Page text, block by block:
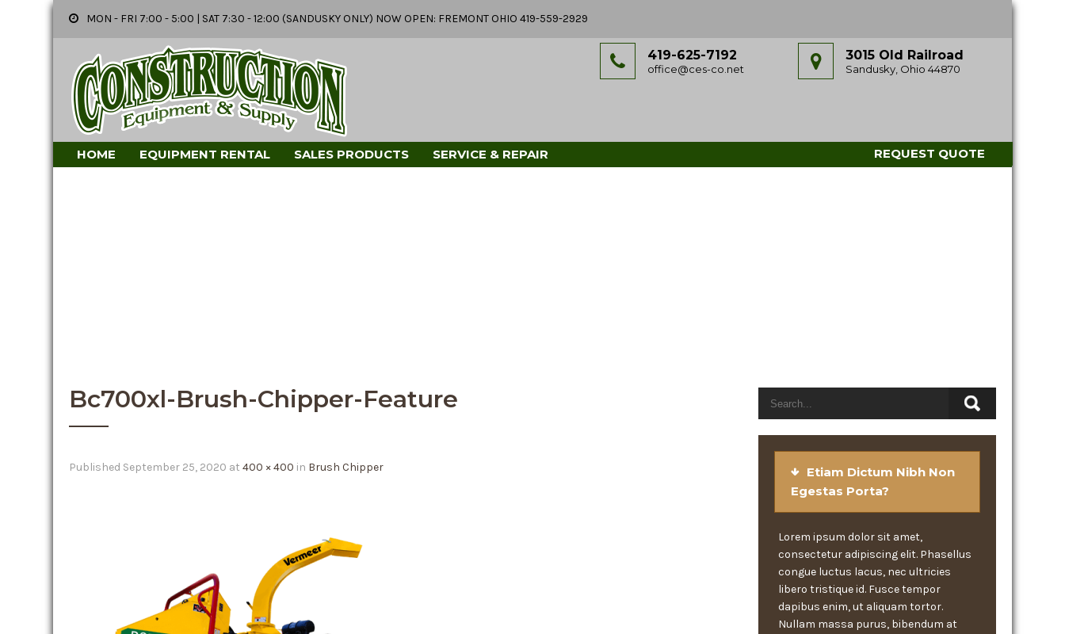
MON - FRI 7:00 - 5:00 | SAT 7:30 - 12:00 (SANDUSKY ONLY) NOW OPEN: FREMONT OHIO 419-559-2929
3015 Old Railroad
Sandusky, Ohio 44870
419-625-7192
office@ces-co.net
HOME EQUIPMENT RENTAL SALES PRODUCTS SERVICE & REPAIR REQUEST QUOTE
Bc700xl-Brush-Chipper-Feature
Published September 25, 2020 at 400 × 400 in Brush Chipper
Etiam Dictum Nibh Non
Egestas Porta?
Lorem ipsum dolor sit amet,
consectetur adipiscing elit. Phasellus
congue luctus lacus, nec ultricies
libero tristique id. Fusce tempor
dapibus enim, ut aliquam tortor.
Nullam massa purus, bibendum at